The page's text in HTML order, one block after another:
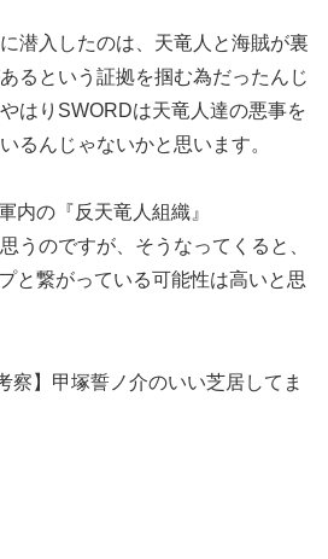
潜入したのは、天竜人と海賊が裏
るという証拠を掴む為だったんじ
はりSWORDは天竜人達の悪事を
るんじゃないかと思います。
内の『反天竜人組織』
うのですが、そうなってくると、
と繋がっている可能性は高いと思
察】甲塚誓ノ介のいい芝居してま